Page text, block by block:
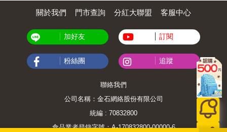
關於我們 門市查詢 分紅大聯盟 客服中心
加好友 訂閱
粉絲團 追蹤
聯絡我們
公司名稱：金石網絡股份有限公司
統編 : 70832800
食品業者登錄字號：A-170832800-00000-6